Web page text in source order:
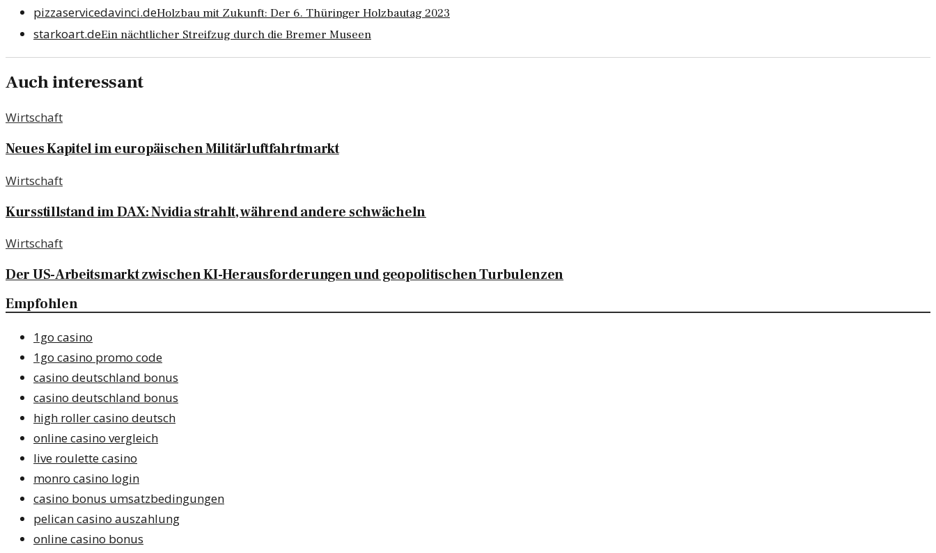
pizzaservicedavinci.deHolzbau mit Zukunft: Der 6. Thüringer Holzbautag 2023
starkoart.deEin nächtlicher Streifzug durch die Bremer Museen
Auch interessant
Wirtschaft
Neues Kapitel im europäischen Militärluftfahrtmarkt
Wirtschaft
Kursstillstand im DAX: Nvidia strahlt, während andere schwächeln
Wirtschaft
Der US-Arbeitsmarkt zwischen KI-Herausforderungen und geopolitischen Turbulenzen
Empfohlen
1go casino
1go casino promo code
casino deutschland bonus
casino deutschland bonus
high roller casino deutsch
online casino vergleich
live roulette casino
monro casino login
casino bonus umsatzbedingungen
pelican casino auszahlung
online casino bonus